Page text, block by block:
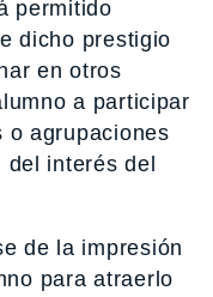
permitido
dicho prestigio
en otros
a participar
o agrupaciones
del interés del
de la impresión
para atraerlo